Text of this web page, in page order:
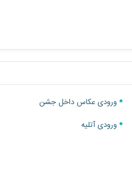
ورودی عکاس داخل جشن
ورودی آتلیه